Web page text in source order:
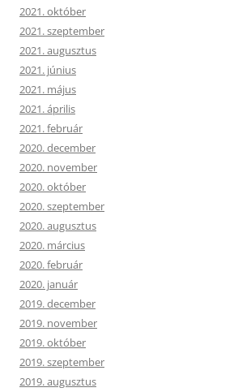
2021. október
2021. szeptember
2021. augusztus
2021. június
2021. május
2021. április
2021. február
2020. december
2020. november
2020. október
2020. szeptember
2020. augusztus
2020. március
2020. február
2020. január
2019. december
2019. november
2019. október
2019. szeptember
2019. augusztus